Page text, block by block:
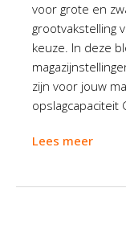
voor grote en
grootvakstelling
keuze. In deze
zijn voor jouw
opslagcapaciteit
Lees meer